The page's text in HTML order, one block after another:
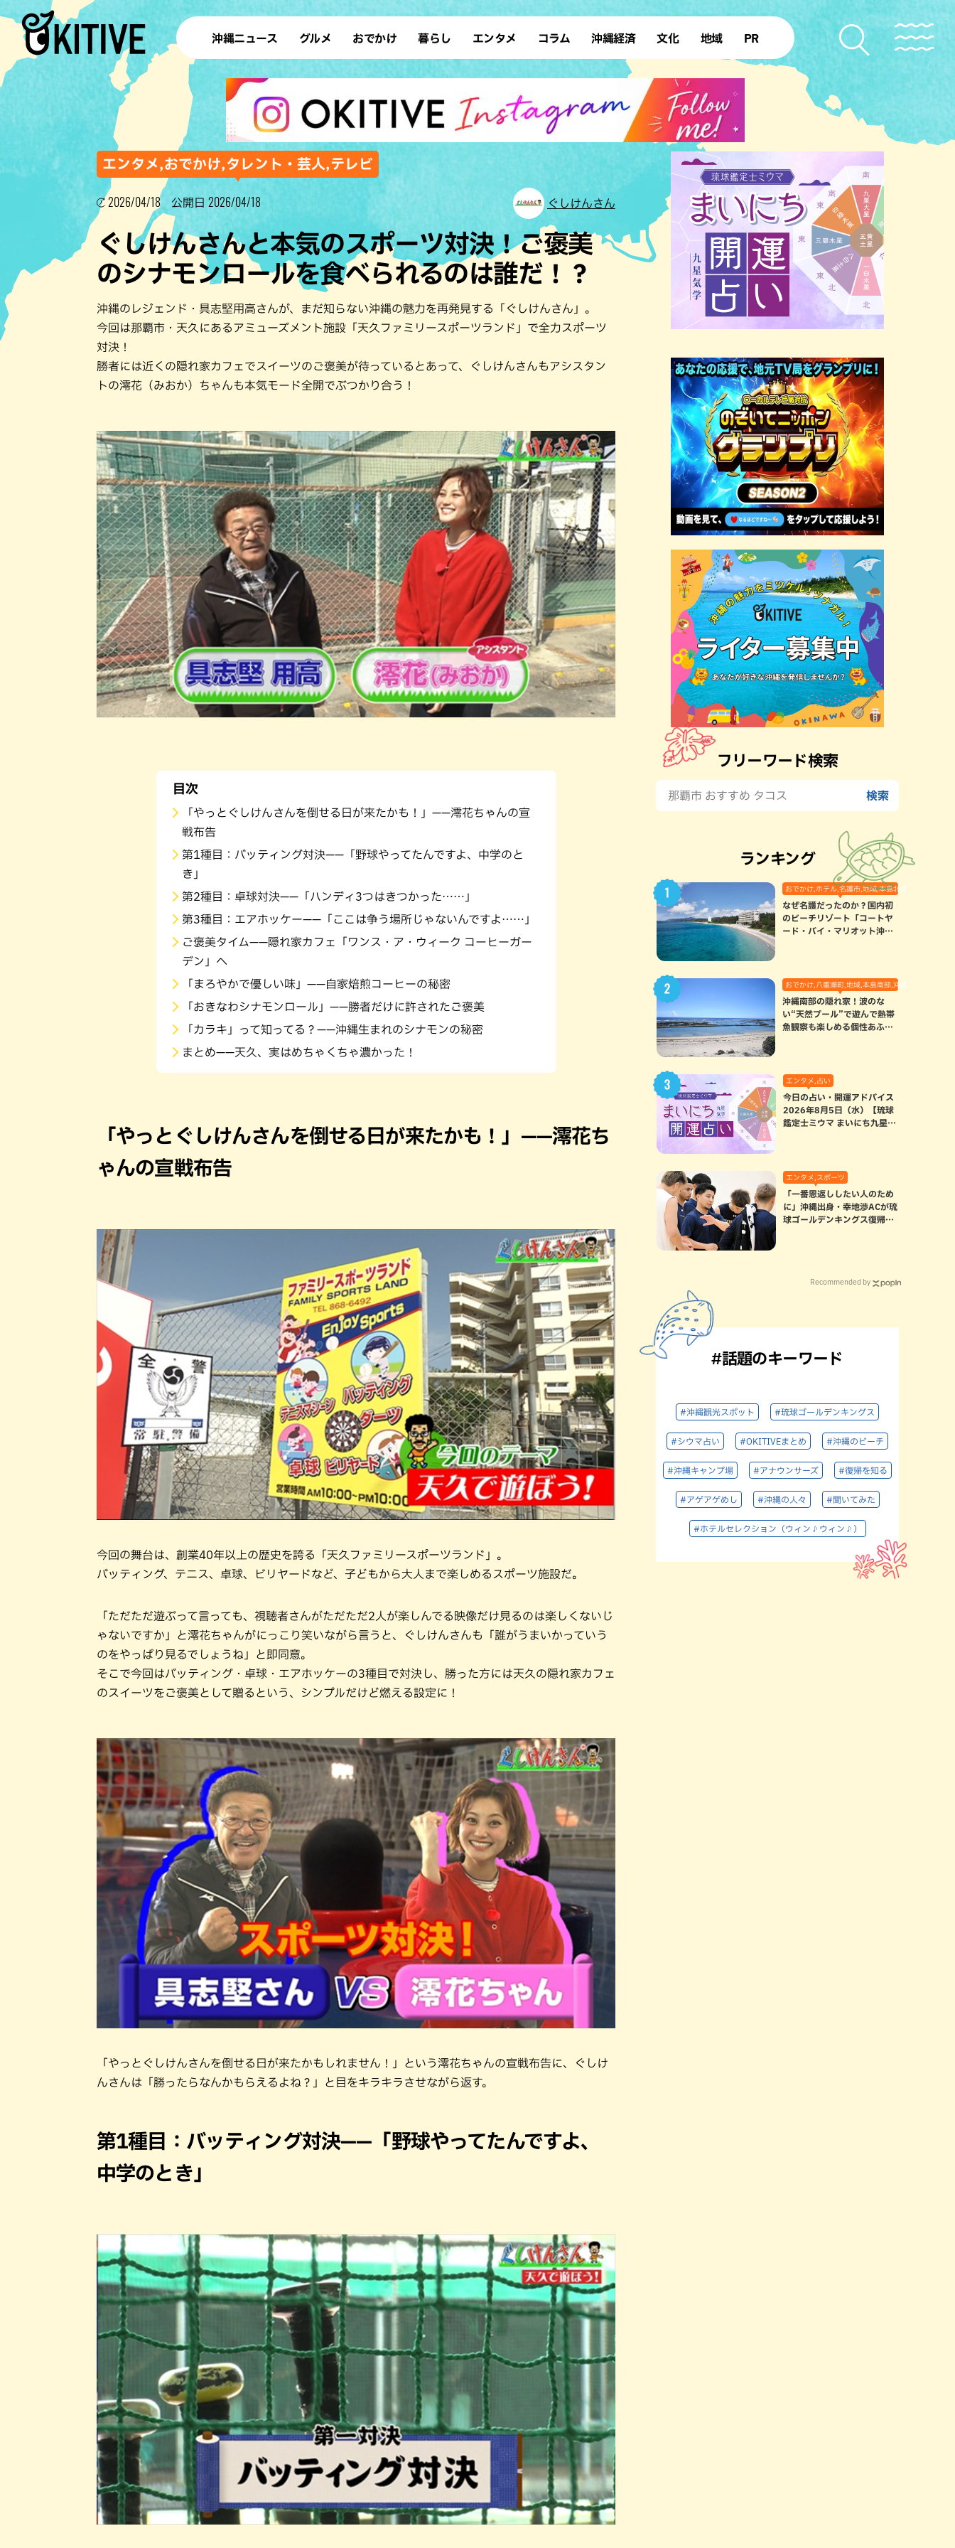
沖縄ニュース グルメ
ラーメン 沖縄そば
テイクアウト カフェ
すし・魚料理 和食・日本料理
沖縄料理
フレンチ
ステーキ・焼肉 焼鳥・串料理
その他の肉料理 居酒屋・バー
ブッフェ・バイキング
パン カレー
おでかけ
デート ドライブ
散歩 ソロ活
歴史
ショッピング
サウナ 公園
沖縄の海
暮らし
レシピ SDGs
ファッション ローカルニュース
沖縄移住 沖縄旧暦行事
エンタメ
スポーツ 占い
タレント・芸人 テレビ
コラム 沖縄経済 文化
復帰50年
地域
本島北部
本島南部 先島諸島
北部離島
PR
エンタメ,おでかけ,タレント・芸人,テレビ
2026/04/18 公開日 2026/04/18 ぐしけんさん
ぐしけんさんと本気のスポーツ対決！ご褒美
のシナモンロールを食べられるのは誰だ！？
沖縄のレジェンド・具志堅用高さんが、まだ知らない沖縄の魅力を再発見する「ぐしけんさん」。
今回は那覇市・天久にあるアミューズメント施設「天久ファミリースポーツランド」で全力スポーツ
対決！
勝者には近くの隠れ家カフェでスイーツのご褒美が待っているとあって、ぐしけんさんもアシスタン
トの澪花（みおか）ちゃんも本気モード全開でぶつかり合う！
目次
「やっとぐしけんさんを倒せる日が来たかも！」——澪花ちゃんの宣
戦布告
第1種目：バッティング対決——「野球やってたんですよ、中学のと
き」
第2種目：卓球対決——「ハンディ3つはきつかった……」
第3種目：エアホッケー——「ここは争う場所じゃないんですよ……」
ご褒美タイム——隠れ家カフェ「ワンス・ア・ウィーク コーヒーガー
デン」へ
「まろやかで優しい味」——自家焙煎コーヒーの秘密
「おきなわシナモンロール」——勝者だけに許されたご褒美
「カラキ」って知ってる？——沖縄生まれのシナモンの秘密
まとめ——天久、実はめちゃくちゃ濃かった！
「やっとぐしけんさんを倒せる日が来たかも！」——澪花ち
ゃんの宣戦布告
今回の舞台は、創業40年以上の歴史を誇る「天久ファミリースポーツランド」。
バッティング、テニス、卓球、ビリヤードなど、子どもから大人まで楽しめるスポーツ施設だ。
「ただただ遊ぶって言っても、視聴者さんがただただ2人が楽しんでる映像だけ見るのは楽しくないじ
ゃないですか」と澪花ちゃんがにっこり笑いながら言うと、ぐしけんさんも「誰がうまいかっていう
のをやっぱり見るでしょうね」と即同意。
そこで今回はバッティング・卓球・エアホッケーの3種目で対決し、勝った方には天久の隠れ家カフェ
のスイーツをご褒美として贈るという、シンプルだけど燃える設定に！
「やっとぐしけんさんを倒せる日が来たかもしれません！」という澪花ちゃんの宣戦布告に、ぐしけ
んさんは「勝ったらなんかもらえるよね？」と目をキラキラさせながら返す。
第1種目：バッティング対決——「野球やってたんですよ、
中学のとき」
フリーワード検索
ランキング
おでかけ,ホテル,名護市,地域,本島北部
なぜ名護だったのか？国内初
のビーチリゾート「コートヤ
ード・バイ・マリオット沖縄
おでかけ,八重瀬町,地域,本島南部,沖縄の海,自然
沖縄南部の隠れ家！波のな
い“天然プール”で遊んで熱帯
魚観察も楽しめる個性あふれ
エンタメ,占い
今日の占い・開運アドバイス
2026年8月5日（水）【琉球
鑑定士ミウマ まいにち九星気
エンタメ,スポーツ
「一番恩返ししたい人のため
に」沖縄出身・幸地渉ACが琉
球ゴールデンキングス復帰。
Recommended by
#話題のキーワード
#沖縄観光スポット #琉球ゴールデンキングス
#シウマ占い #OKITIVEまとめ #沖縄のビーチ
#沖縄キャンプ場 #アナウンサーズ #復帰を知る
#アゲアゲめし #沖縄の人々 #聞いてみた
#ホテルセレクション（ウィン♪ウィン♪）